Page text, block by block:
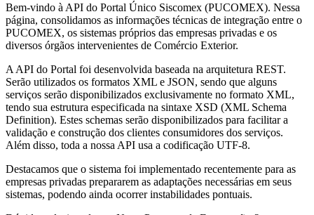
Bem-vindo à API do Portal Único Siscomex (PUCOMEX). Nessa
página, consolidamos as informações técnicas de integração entre o
PUCOMEX, os sistemas próprios das empresas privadas e os
diversos órgãos intervenientes de Comércio Exterior.
A API do Portal foi desenvolvida baseada na arquitetura REST.
Serão utilizados os formatos XML e JSON, sendo que alguns
serviços serão disponibilizados exclusivamente no formato XML,
tendo sua estrutura especificada na sintaxe XSD (XML Schema
Definition). Estes schemas serão disponibilizados para facilitar a
validação e construção dos clientes consumidores dos serviços.
Além disso, toda a nossa API usa a codificação UTF-8.
Destacamos que o sistema foi implementado recentemente para as
empresas privadas prepararem as adaptações necessárias em seus
sistemas, podendo ainda ocorrer instabilidades pontuais.